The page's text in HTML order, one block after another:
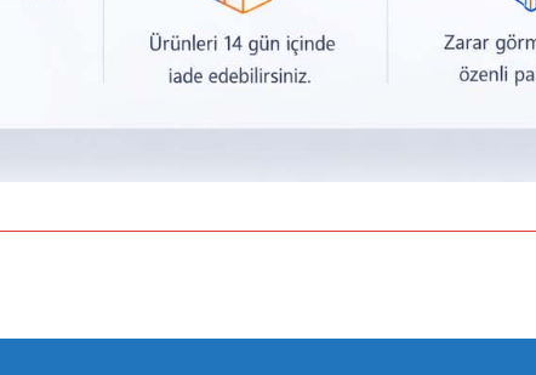
Bu ürüne ilk yorumu siz yapın!